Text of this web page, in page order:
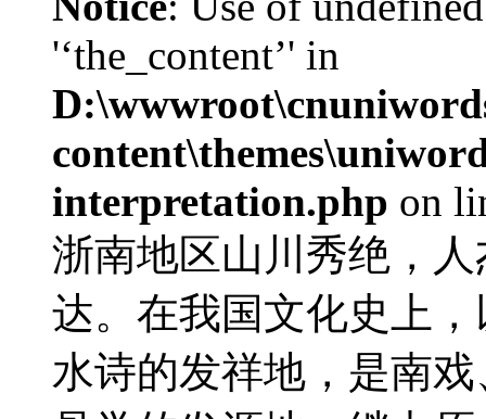
'‘the_content’' in
interpretation.php on
浙南地区山川秀绝，
达。在我国文化史上
水诗的发祥地，是南